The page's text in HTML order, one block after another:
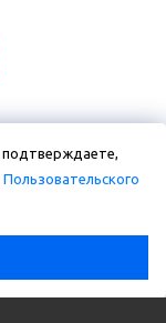
подтверждаете,
Пользовательского